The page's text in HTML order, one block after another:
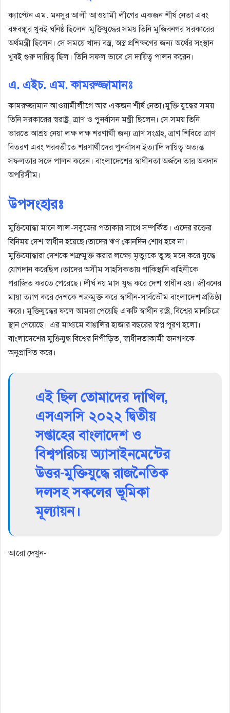
ক্যাপ্টেন এম. মনসুর আলী আওয়ামী লীগের একজন শীর্ষ নেতা এবং
বঙ্গবন্ধুর খুবই ঘনিষ্ঠ ছিলেন।মুক্তিযুদ্ধের সময় তিনি মুজিবনগর সরকারের
অর্থমন্ত্রী ছিলেন। সে সময়ে খাদ্য বস্ত্র, অস্ত্র প্রশিক্ষণের জন্য অর্থের সংস্থান
খুবই গুরু দায়িত্ব ছিল। তিনি সফল ভাবে সে দায়িত্ব পালন করেন।
এ. এইচ. এম. কামরুজ্জামানঃ
কামরুজ্জামান আওয়ামীলীগে আর একজন শীর্ষ নেতা।মুক্তি যুদ্ধের সময়
তিনি সরকারের স্বরাষ্ট্র, ত্রাণ ও পুনর্বাসন মন্ত্রী ছিলেন। সে সময় তিনি
ভারতে আশ্রয় নেয়া লক্ষ লক্ষ শরণার্থী জন্য ত্রাণ সংগ্রহ, ত্রাণ শিবিরে ত্রাণ
বিতরণ এবং পরবর্তীতে শরণার্থীদের পুনর্বাসন ইত্যাদি দায়িত্ব অত্যন্ত
সফলতার সঙ্গে পালন করেন। বাংলাদেশের স্বাধীনতা অর্জনে তার অবদান
অপরিসীম।
উপসংহারঃ
মুক্তিযোদ্ধা মানে লাল-সবুজের পতাকার সাথে সম্পর্কিত। এদের রক্তের
বিনিময় দেশ স্বাধীন হয়েছে।তাদের ঋণ কোনদিন শোধ হবে না।
মুক্তিযোদ্ধারা দেশকে শত্রুমুক্ত করার লক্ষ্যে মৃত্যুকে তুচ্ছ মনে করে যুদ্ধে
যোগদান করেছিল।তাদের অসীম সাহসিকতায় পাকিস্থানি বাহিনীকে
পরাজিত করতে পেরেছে। দীর্ঘ নয় মাস যুদ্ধ করে দেশ স্বাধীন হয়। জীবনের
মায়া ত্যাগ করে দেশকে শত্রুমুক্ত করে স্বাধীন-সার্বভৌম বাংলাদেশ প্রতিষ্ঠা
করে। মুক্তিযুদ্ধের ফলে আমরা পেয়েছি একটি স্বাধীন রাষ্ট্র, বিশ্বের মানচিত্রে
স্থান পেয়েছে। এর মাধ্যমে বাঙালির হাজার বছরের স্বপ্ন পূরণ হলো।
বাংলাদেশের মুক্তিযুদ্ধ বিশ্বের নিপীড়িত, স্বাধীনতাকামী জনগণকে
অনুপ্রাণিত করে।
এই ছিল তোমাদের দাখিল,
এসএসসি ২০২২ দ্বিতীয়
সপ্তাহের বাংলাদেশ ও
বিশ্বপরিচয় অ্যাসাইনমেন্টের
উত্তর-মুক্তিযুদ্ধে রাজনৈতিক
দলসহ সকলের ভূমিকা
মূল্যায়ন।
আরো দেখুন-